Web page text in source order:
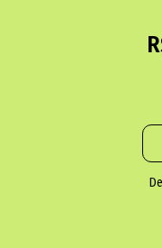
de
do
a presença do